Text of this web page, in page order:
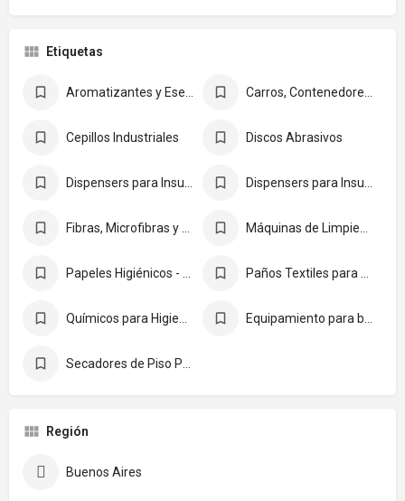
Etiquetas
Cepillos Industriales Discos Abrasivos
Región
Buenos Aires